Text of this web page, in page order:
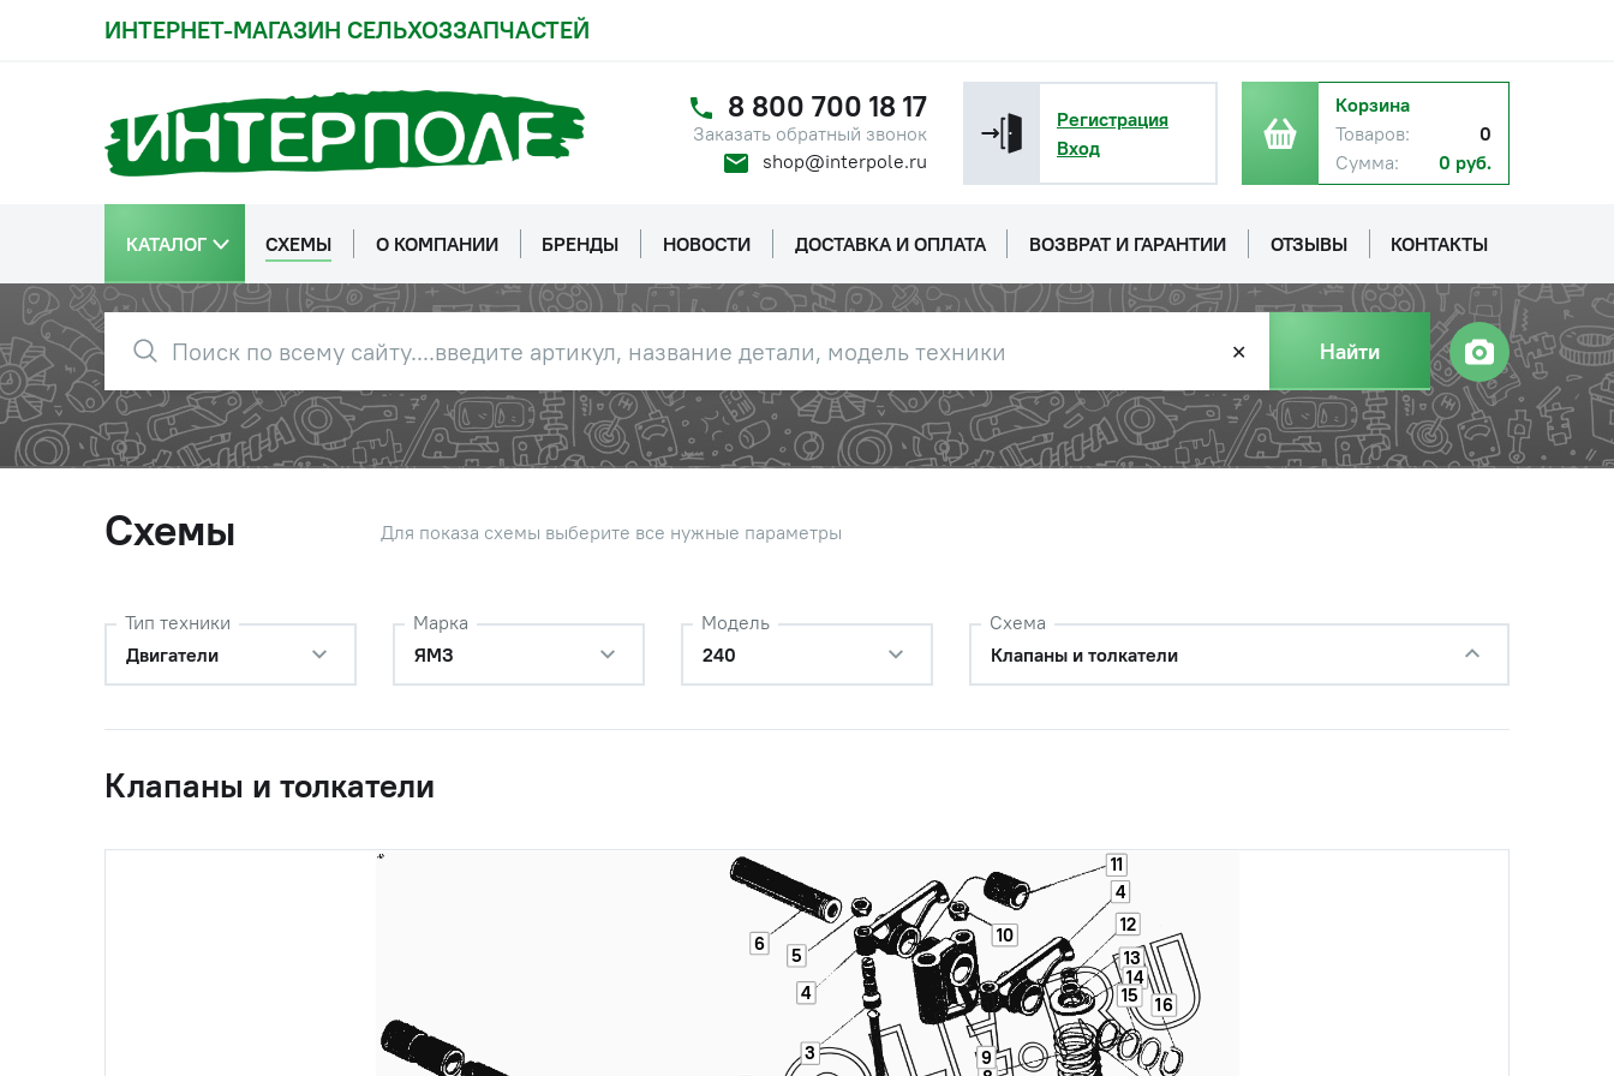
ИНТЕРНЕТ-МАГАЗИН СЕЛЬХОЗЗАПЧАСТЕЙ
8 800 700 18 17
Заказать обратный звонок
shop@interpole.ru
Регистрация
Вход
Корзина
Товаров:
0
Сумма:
0 руб.
КАТАЛОГ СХЕМЫ О КОМПАНИИ БРЕНДЫ НОВОСТИ ДОСТАВКА И ОПЛАТА ВОЗВРАТ И ГАРАНТИИ ОТЗЫВЫ КОНТАКТЫ
✕ Найти
Схемы Для показа схемы выберите все нужные параметры
Тип техники
Двигатели
Марка
ЯМЗ
Модель
240
Схема
Клапаны и толкатели
Клапаны и толкатели
3
4
4
5
6
9
10
11
12
13
14
15 16
Толкатель в сборе Т-4, ДТ-75, ЯМЗ (ПАО
Наличие
Обратитесь к
консультанту